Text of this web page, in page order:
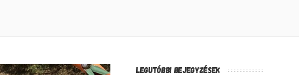
LEGUTÓBBI BEJEGYZÉSEK